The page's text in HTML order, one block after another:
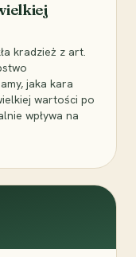
kradzież z art.
jaka kara
wartości po
wpływa na